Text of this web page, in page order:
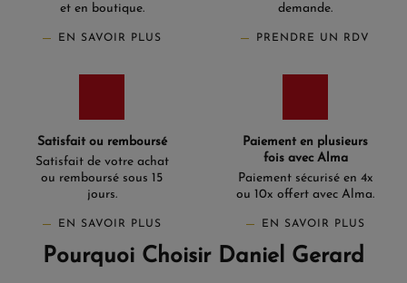
et en boutique.
EN SAVOIR PLUS
demande.
PRENDRE UN RDV
Satisfait ou remboursé
Satisfait de votre achat
ou remboursé sous 15
jours.
EN SAVOIR PLUS
Paiement en plusieurs
fois avec Alma
Paiement sécurisé en 4x
ou 10x offert avec Alma.
EN SAVOIR PLUS
Pourquoi Choisir Daniel Gerard